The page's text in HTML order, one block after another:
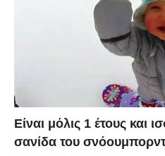
Είναι μόλις 1 έτους και
σανίδα του